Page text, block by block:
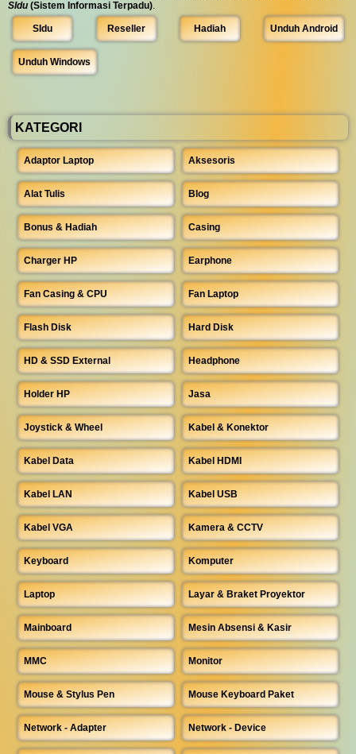
SIdu (Sistem Informasi Terpadu)
SIdu Reseller Hadiah Unduh Android
Unduh Windows
KATEGORI
Adaptor Laptop Aksesoris
Alat Tulis Blog
Bonus & Hadiah Casing
Charger HP Earphone
Fan Casing & CPU Fan Laptop
Flash Disk Hard Disk
HD & SSD External Headphone
Holder HP Jasa
Joystick & Wheel Kabel & Konektor
Kabel Data Kabel HDMI
Kabel LAN Kabel USB
Kabel VGA Kamera & CCTV
Keyboard Komputer
Laptop Layar & Braket Proyektor
Mainboard Mesin Absensi & Kasir
MMC Monitor
Mouse & Stylus Pen Mouse Keyboard Paket
Network - Adapter Network - Device